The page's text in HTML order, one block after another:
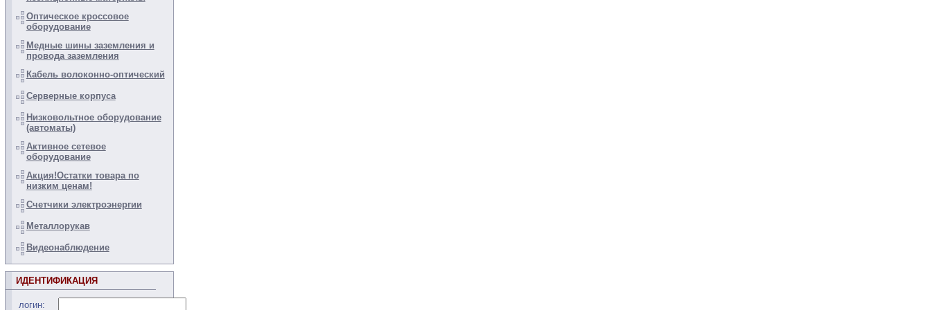
Оптическое кроссовое
оборудование
Медные шины заземления и
провода заземления
Кабель волоконно-оптический
Серверные корпуса
Низковольтное оборудование
(автоматы)
Активное сетевое
оборудование
Акция!Остатки товара по
низким ценам!
Счетчики электроэнергии
Металлорукав
Видеонаблюдение
ИДЕНТИФИКАЦИЯ
логин: